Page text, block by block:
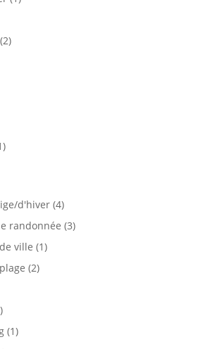
produit
22
21
d'hiver 44
produits
randonnée 33
ville 11
22
1
produit
11